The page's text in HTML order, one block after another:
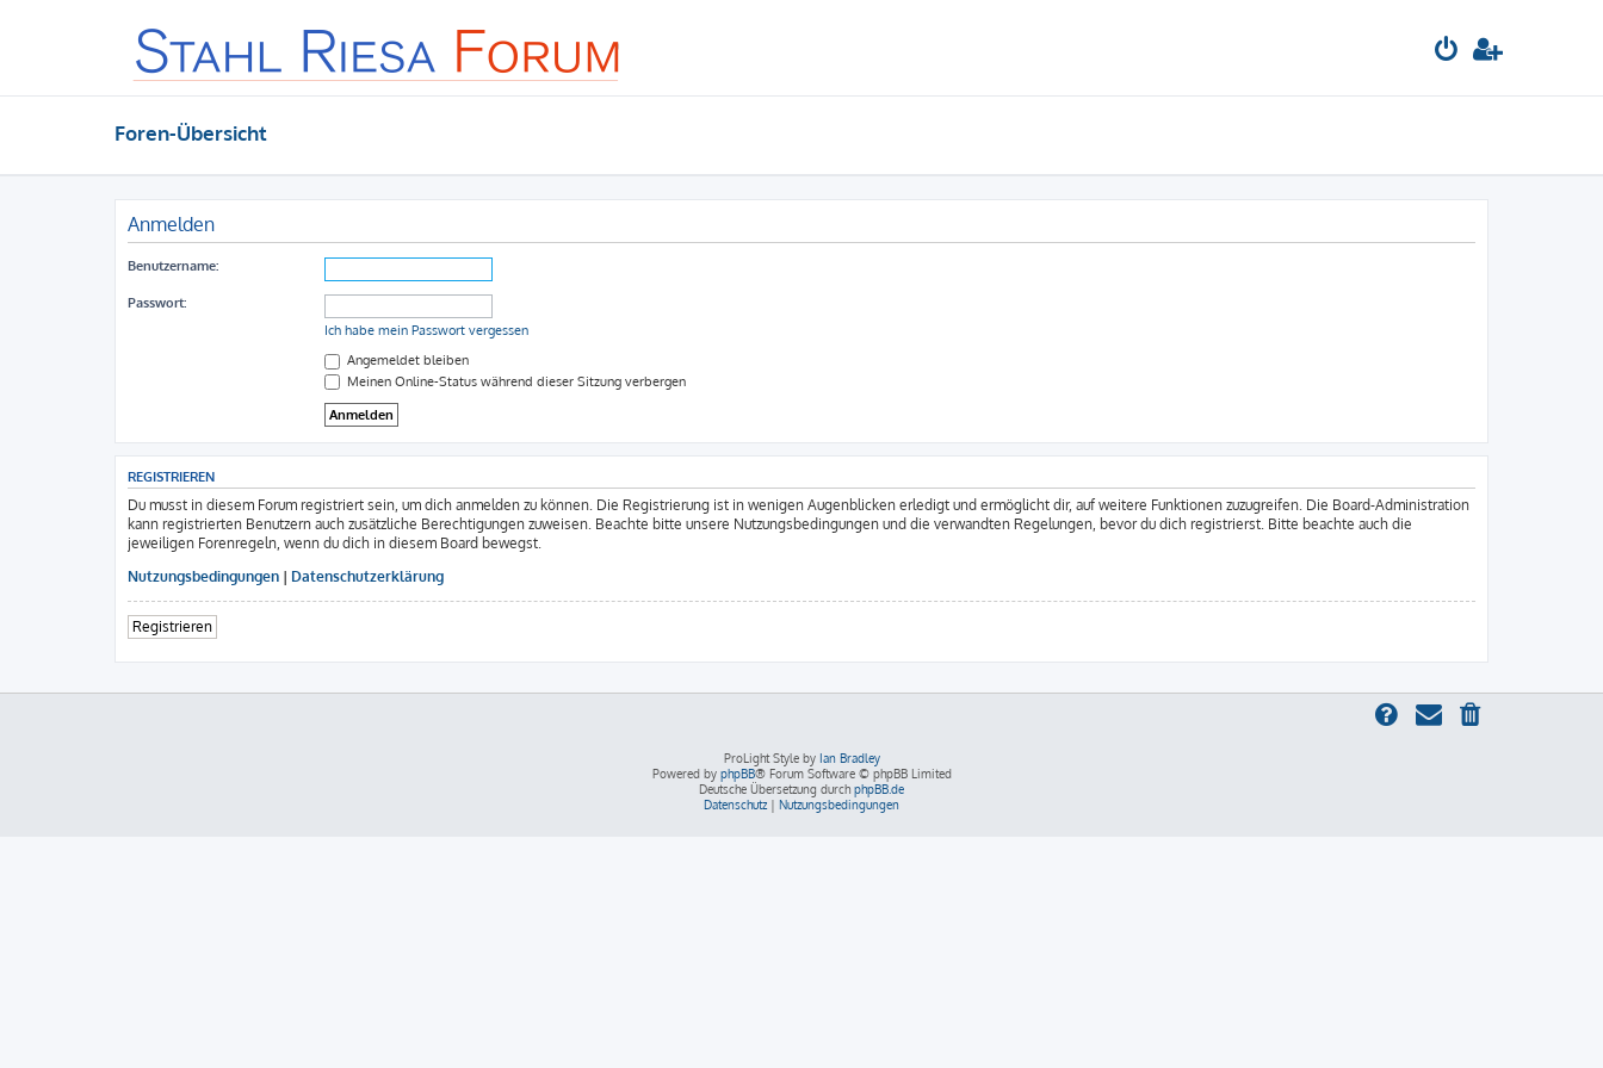
Foren-Übersicht
Anmelden
Benutzername:
Passwort:
Ich habe mein Passwort vergessen
Angemeldet bleiben
Meinen Online-Status während dieser Sitzung verbergen
REGISTRIEREN
Du musst in diesem Forum registriert sein, um dich anmelden zu können. Die Registrierung ist in wenigen Augenblicken erledigt und ermöglicht dir, auf weitere Funktionen zuzugreifen. Die Board-Administration
kann registrierten Benutzern auch zusätzliche Berechtigungen zuweisen. Beachte bitte unsere Nutzungsbedingungen und die verwandten Regelungen, bevor du dich registrierst. Bitte beachte auch die
jeweiligen Forenregeln, wenn du dich in diesem Board bewegst.
Nutzungsbedingungen | Datenschutzerklärung
Registrieren
ProLight Style by Ian Bradley
Powered by phpBB® Forum Software © phpBB Limited
Deutsche Übersetzung durch phpBB.de
Datenschutz | Nutzungsbedingungen